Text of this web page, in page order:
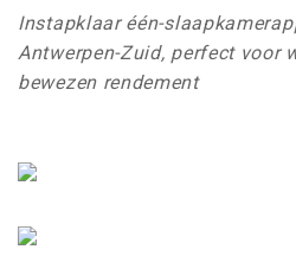
Instapklaar één-
Antwerpen-Zuid, perfect voor
bewezen rendement